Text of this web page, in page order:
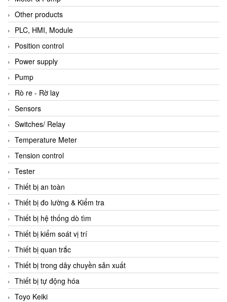
Other products
PLC, HMI, Module
Position control
Power supply
Pump
Rò re - Rờ lay
Sensors
Switches/ Relay
Temperature Meter
Tension control
Tester
Thiết bị an toàn
Thiết bị đo lường & Kiểm tra
Thiết bị hệ thống dò tìm
Thiết bị kiểm soát vị trí
Thiết bị quan trắc
Thiết bị trong dây chuyền sản xuất
Thiết bị tự động hóa
Toyo Keiki